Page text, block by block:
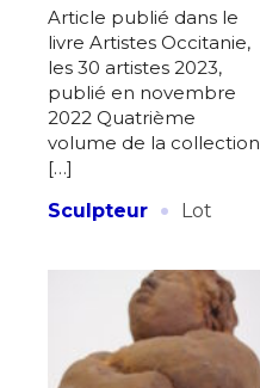
Article publié dans le
livre Artistes Occitanie,
les 30 artistes 2023,
publié en novembre
2022 Quatrième
volume de la collection
[…]
Sculpteur · Lot